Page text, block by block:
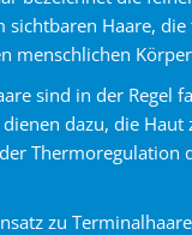
sichtbaren Haare, die
menschlichen
sind in der Regel
dazu, die Haut
Thermoregulation
zu